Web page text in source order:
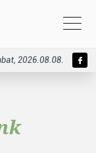
2026.08.08.